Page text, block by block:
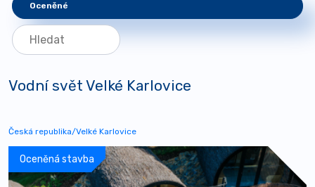
Oceněné
Vodní svět Velké Karlovice
Česká republika/Velké Karlovice
Oceněná stavba